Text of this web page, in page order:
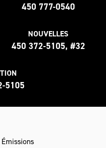
450 777-0540
NOUVELLES
450 372-5105, #32
5105
Émissions